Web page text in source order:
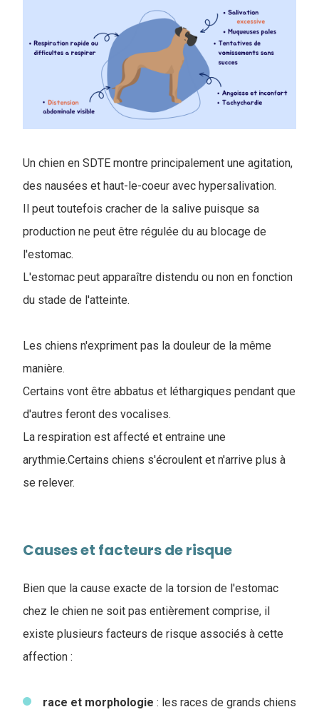
Un chien en SDTE montre principalement une agitation,
des nausées et haut-le-coeur avec hypersalivation.
Il peut toutefois cracher de la salive puisque sa
production ne peut être régulée du au blocage de
l'estomac.
L'estomac peut apparaître distendu ou non en fonction
du stade de l'atteinte.
Les chiens n'expriment pas la douleur de la même
manière.
Certains vont être abbatus et léthargiques pendant que
d'autres feront des vocalises.
La respiration est affecté et entraine une
arythmie.Certains chiens s'écroulent et n'arrive plus à
se relever.
Causes et facteurs de risque
Bien que la cause exacte de la torsion de l'estomac
chez le chien ne soit pas entièrement comprise, il
existe plusieurs facteurs de risque associés à cette
affection :
race et morphologie : les races de grands chiens